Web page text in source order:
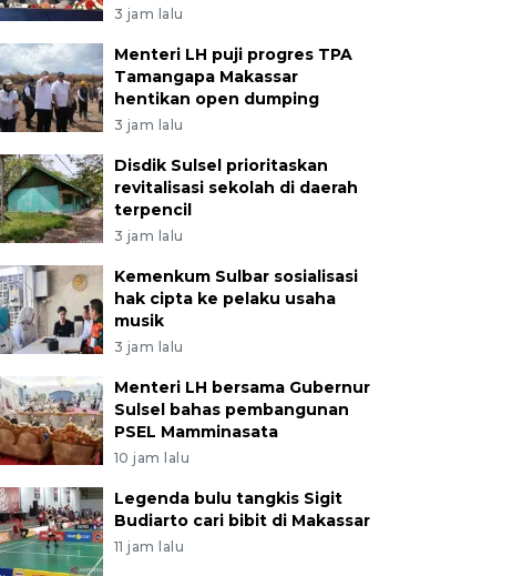
3 jam lalu
Menteri LH puji progres TPA
Tamangapa Makassar
hentikan open dumping
3 jam lalu
Disdik Sulsel prioritaskan
revitalisasi sekolah di daerah
terpencil
3 jam lalu
Kemenkum Sulbar sosialisasi
hak cipta ke pelaku usaha
musik
3 jam lalu
Menteri LH bersama Gubernur
Sulsel bahas pembangunan
PSEL Mamminasata
10 jam lalu
Legenda bulu tangkis Sigit
Budiarto cari bibit di Makassar
11 jam lalu